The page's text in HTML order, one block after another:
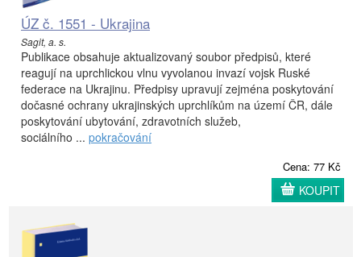
ÚZ č. 1551 - Ukrajina
Sagit, a. s.
Publikace obsahuje aktualizovaný soubor předpisů, které
reagují na uprchlickou vlnu vyvolanou invazí vojsk Ruské
federace na Ukrajinu. Předpisy upravují zejména poskytování
dočasné ochrany ukrajinských uprchlíkům na území ČR, dále
poskytování ubytování, zdravotních služeb,
sociálního ... pokračování
Cena: 77 Kč
KOUPIT